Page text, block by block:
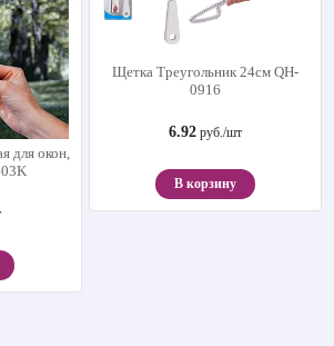
для окон,
Щетка Треугольник 24см QH-
0916
6.92руб./шт
В корзину